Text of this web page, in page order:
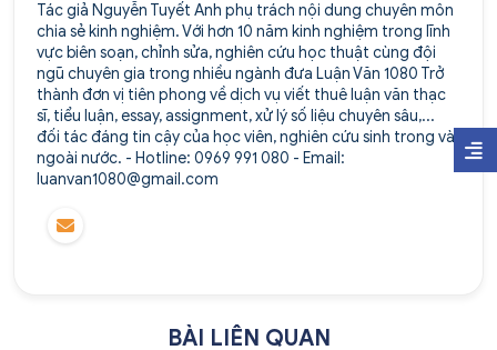
Tác giả Nguyễn Tuyết Anh phụ trách nội dung chuyên môn
chia sẻ kinh nghiệm. Với hơn 10 năm kinh nghiệm trong lĩnh
vực biên soạn, chỉnh sửa, nghiên cứu học thuật cùng đội
ngũ chuyên gia trong nhiều ngành đưa Luận Văn 1080 Trở
thành đơn vị tiên phong về dịch vụ viết thuê luận văn thạc
sĩ, tiểu luận, essay, assignment, xử lý số liệu chuyên sâu,...
đối tác đáng tin cậy của học viên, nghiên cứu sinh trong và
ngoài nước. - Hotline: 0969 991 080 - Email:
luanvan1080@gmail.com
BÀI LIÊN QUAN